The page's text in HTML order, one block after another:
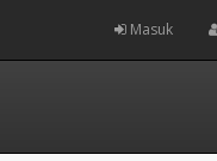
Masuk